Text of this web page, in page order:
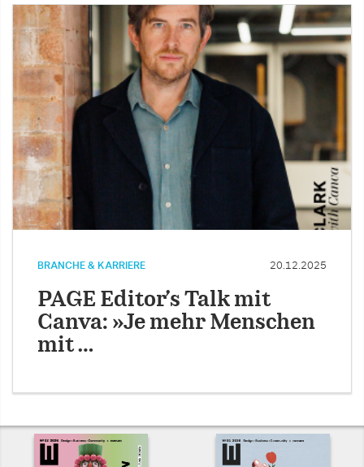
BRANCHE & KARRIERE 20.12.2025
PAGE Editor’s Talk mit
Canva: »Je mehr Menschen
mit …